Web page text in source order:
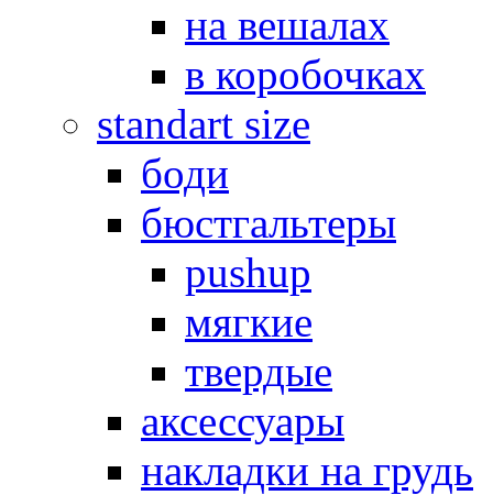
на вешалах
в коробочках
standart size
боди
бюстгальтеры
pushup
мягкие
твердые
аксессуары
накладки на грудь